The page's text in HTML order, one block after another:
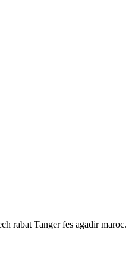
rabat Tanger fes agadir maroc.